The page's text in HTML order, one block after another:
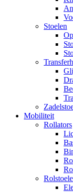
Stoelen
Mobiliteit
Rollators